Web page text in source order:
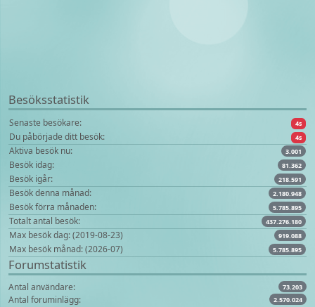
Besöksstatistik
Senaste besökare: 4s
Du påbörjade ditt besök: 4s
Aktiva besök nu: 3.001
Besök idag: 81.362
Besök igår: 218.591
Besök denna månad: 2.180.948
Besök förra månaden: 5.785.895
Totalt antal besök: 437.276.180
Max besök dag: (2019-08-23) 919.088
Max besök månad: (2026-07) 5.785.895
Forumstatistik
Antal användare: 73.203
Antal foruminlägg: 2.570.024